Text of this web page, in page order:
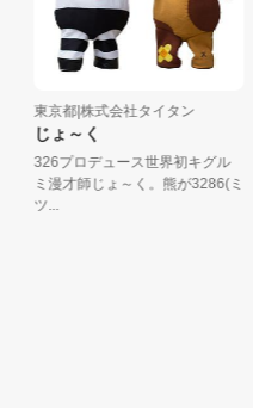
東京都|株式会社タイタン
じょ～く
326プロデュース世界初キグル
ミ漫才師じょ～く。熊が3286(ミ
ツ...